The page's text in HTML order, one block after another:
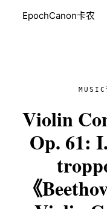
EpochCanon卡农
MUSIC
Violin
Op. 61:
《